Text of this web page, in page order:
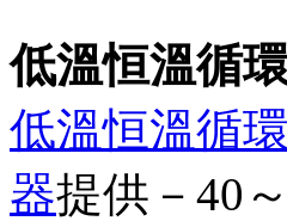
低溫恒溫循
低溫恒溫循
器提供－40